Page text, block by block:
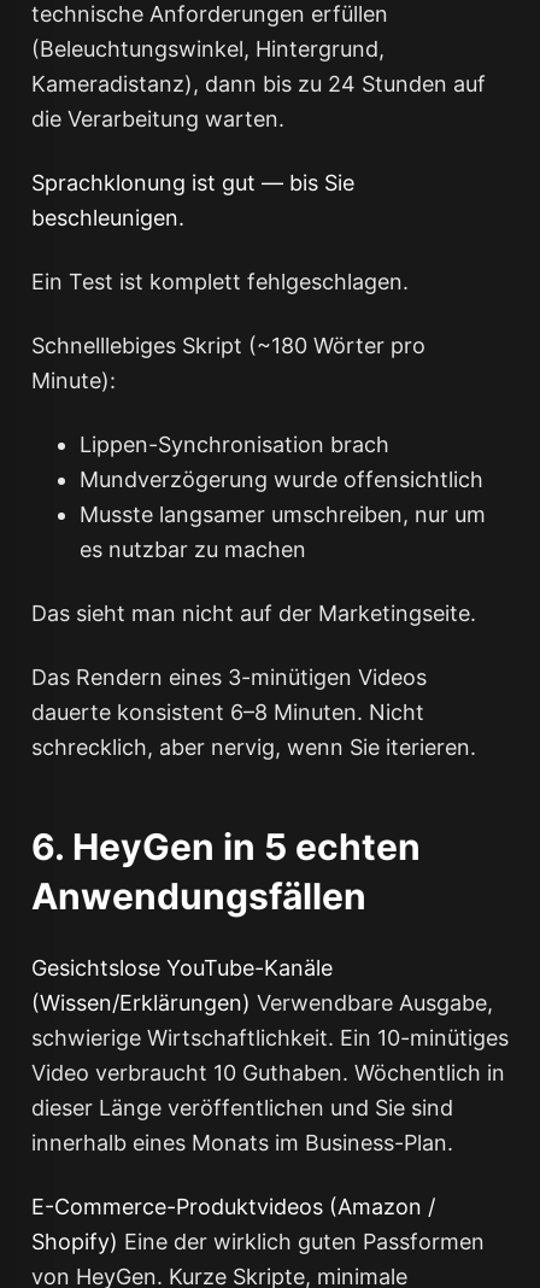
technische Anforderungen erfüllen
(Beleuchtungswinkel, Hintergrund,
Kameradistanz), dann bis zu 24 Stunden auf
die Verarbeitung warten.
Sprachklonung ist gut — bis Sie
beschleunigen.
Ein Test ist komplett fehlgeschlagen.
Schnelllebiges Skript (~180 Wörter pro
Minute):
Lippen-Synchronisation brach
Mundverzögerung wurde offensichtlich
Musste langsamer umschreiben, nur um
es nutzbar zu machen
Das sieht man nicht auf der Marketingseite.
Das Rendern eines 3-minütigen Videos
dauerte konsistent 6–8 Minuten. Nicht
schrecklich, aber nervig, wenn Sie iterieren.
6. HeyGen in 5 echten
Anwendungsfällen
Gesichtslose YouTube-Kanäle
(Wissen/Erklärungen) Verwendbare Ausgabe,
schwierige Wirtschaftlichkeit. Ein 10-minütiges
Video verbraucht 10 Guthaben. Wöchentlich in
dieser Länge veröffentlichen und Sie sind
innerhalb eines Monats im Business-Plan.
E-Commerce-Produktvideos (Amazon /
Shopify) Eine der wirklich guten Passformen
von HeyGen. Kurze Skripte, minimale